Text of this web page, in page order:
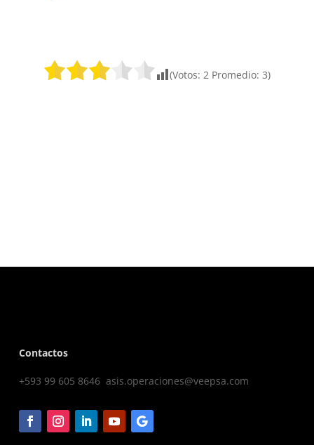
(Votos: 2 Promedio: 3)
Contactos
+593 99 605 8646 asis.operaciones@veepsa.com